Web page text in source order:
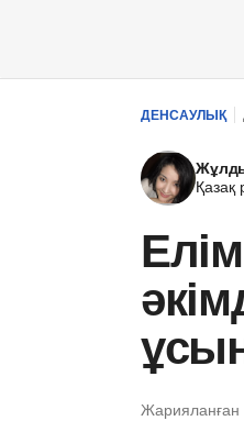
ДЕНСАУЛЫҚ
Жарияланған